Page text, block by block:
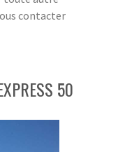
contacter
50